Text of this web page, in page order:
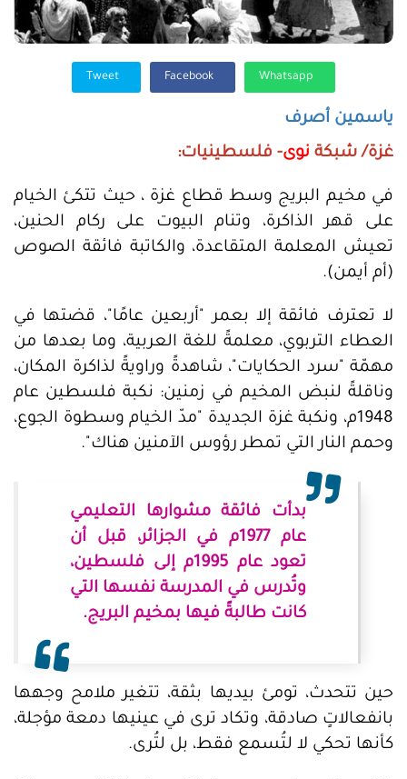
ياسمين أصرف
غزة/ شبكة نوى- فلسطينيات:
في مخيم البريج وسط قطاع غزة ، حيث تتكئ الخيام
على قهر الذاكرة، وتنام البيوت على ركام الحنين،
تعيش المعلمة المتقاعدة، والكاتبة فائقة الصوص
(أم أيمن).
لا تعترف فائقة إلا بعمر "أربعين عامًا"، قضتها في
العطاء التربوي، معلمةً للغة العربية، وما بعدها من
مهمّة "سرد الحكايات"، شاهدةً وراويةً لذاكرة المكان،
وناقلةً لنبض المخيم في زمنين: نكبة فلسطين عام
1948م، ونكبة غزة الجديدة "مدّ الخيام وسطوة الجوع،
وحمم النار التي تمطر رؤوس الآمنين هناك".
بدأت فائقة مشوارها التعليمي
عام 1977م في الجزائر، قبل أن
تعود عام 1995م إلى فلسطين،
وتُدرس في المدرسة نفسها التي
كانت طالبةً فيها بمخيم البريج.
حين تتحدث، تومئ بيديها بثقة، تتغير ملامح وجهها
بانفعالاتٍ صادقة، وتكاد ترى في عينيها دمعة مؤجلة،
كأنها تحكي لا لتُسمع فقط، بل لتُرى.